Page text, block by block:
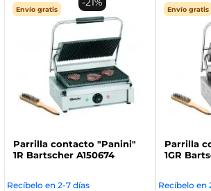
Envío gratis
Parrilla contacto "Panini"
1R Bartscher A150674
Recíbelo en 2-7 días
Envío gratis
Parrilla
1GR
Recíbelo en